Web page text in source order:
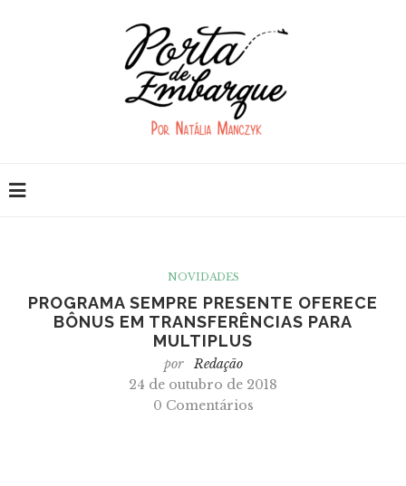
NOVIDADES
PROGRAMA SEMPRE PRESENTE OFERECE
BÔNUS EM TRANSFERÊNCIAS PARA
MULTIPLUS
porRedação
24 de outubro de 2018
0 Comentários